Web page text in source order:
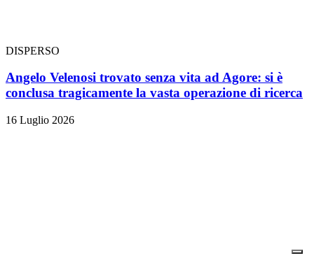
DISPERSO
Angelo Velenosi trovato senza vita ad Agore: si è
conclusa tragicamente la vasta operazione di ricerca
16 Luglio 2026